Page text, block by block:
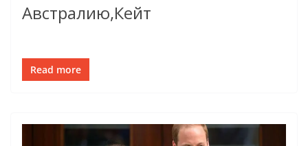
Австралию,Кейт
Read more